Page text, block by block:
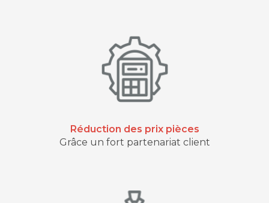
Réduction des prix pièces
Grâce un fort partenariat client